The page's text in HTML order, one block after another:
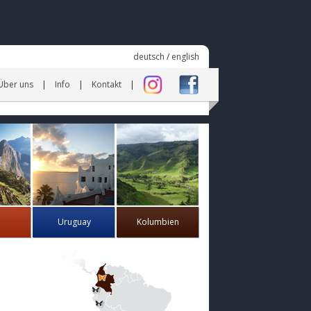
Kontakt
Info
uns
deutsch / english
Uruguay Kolumbien